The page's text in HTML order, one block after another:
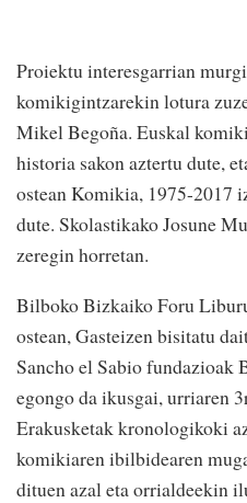
Proiektu interesgarrian
komikigintzarekin lotura
Mikel Begoña. Euskal
historia sakon aztertu dute,
ostean Komikia, 1975-2017
dute. Skolastikako Josune
zeregin horretan.
Bilboko Bizkaiko Foru
ostean, Gasteizen bisitatu
Sancho el Sabio fundazioak
egongo da ikusgai, urriaren
Erakusketak kronologikoki
komikiaren ibilbidearen
dituen azal eta orrialdeekin